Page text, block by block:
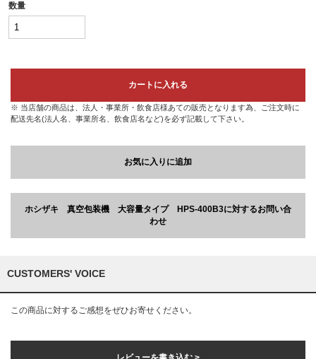
数量
カートに入れる
※ 当店舗の商品は、法人・事業所・飲食店様あての販売となります為、ご注文時に
配送先名(法人名、事業所名、飲食店名など)を必ず記載して下さい。
お気に入りに追加
ホシザキ 真空包装機 大容量タイプ HPS-400B3に対するお問い合
わせ
CUSTOMERS' VOICE
この商品に対するご感想をぜひお寄せください。